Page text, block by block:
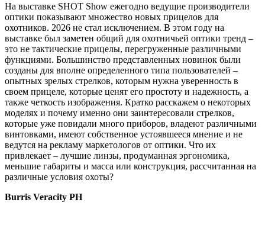
На выставке SHOT Show ежегодно ведущие производители
оптики показывают множество новых прицелов для
охотников. 2026 не стал исключением. В этом году на
выставке был заметен общий для охотничьей оптики тренд –
это не тактические прицелы, перегруженные различными
функциями. Большинство представленных новинок были
созданы для вполне определенного типа пользователей –
опытных зрелых стрелков, которым нужна уверенность в
своем прицеле, которые ценят его простоту и надежность, а
также четкость изображения. Кратко расскажем о некоторых
моделях и почему именно они заинтересовали стрелков,
которые уже повидали много приборов, владеют различными
винтовками, имеют собственное устоявшееся мнение и не
ведутся на рекламу маркетологов от оптики. Что их
привлекает – лучшие линзы, продуманная эргономика,
меньшие габариты и масса или конструкция, рассчитанная на
различные условия охоты?
Burris Veracity PH